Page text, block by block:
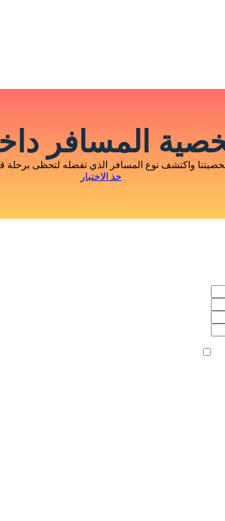
المسافر
واكتشف نوع المسافر الذي تفضله لتحظى برحلة
خذ الاختبار